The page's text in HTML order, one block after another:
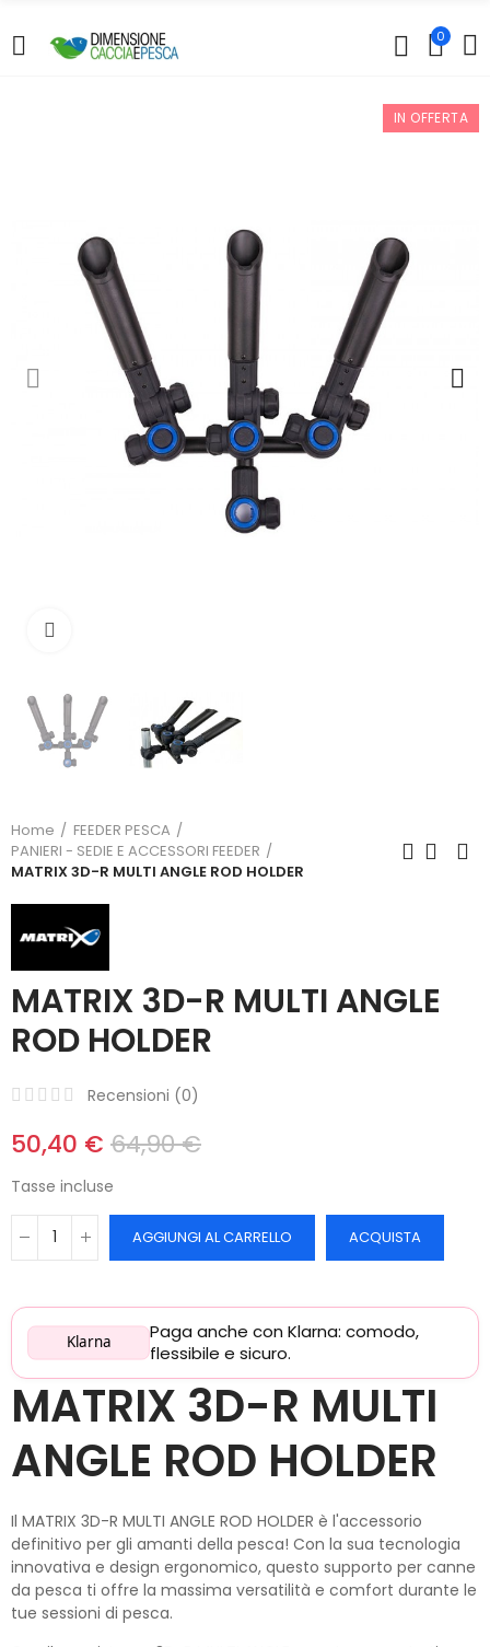
0
IN OFFERTA
Home
FEEDER PESCA
PANIERI - SEDIE E ACCESSORI FEEDER
MATRIX 3D-R MULTI ANGLE ROD HOLDER
MATRIX 3D-R MULTI ANGLE
ROD HOLDER
Recensioni (0)
50,40 € 64,90 €
Tasse incluse
AGGIUNGI AL CARRELLO ACQUISTA
Klarna
Paga anche con Klarna: comodo,
flessibile e sicuro.
MATRIX 3D-R MULTI
ANGLE ROD HOLDER
Il MATRIX 3D-R MULTI ANGLE ROD HOLDER è l'accessorio
definitivo per gli amanti della pesca! Con la sua tecnologia
innovativa e design ergonomico, questo supporto per canne
da pesca ti offre la massima versatilità e comfort durante le
tue sessioni di pesca.